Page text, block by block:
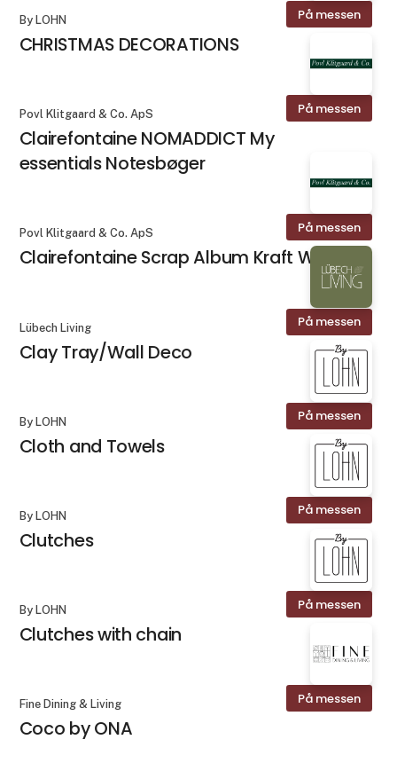
På messen
By LOHN
CHRISTMAS DECORATIONS
På messen
Povl Klitgaard & Co. ApS
Clairefontaine NOMADDICT My
essentials Notesbøger
På messen
Povl Klitgaard & Co. ApS
Clairefontaine Scrap Album Kraft Wire
På messen
Lübech Living
Clay Tray/Wall Deco
På messen
By LOHN
Cloth and Towels
På messen
By LOHN
Clutches
På messen
By LOHN
Clutches with chain
På messen
Fine Dining & Living
Coco by ONA